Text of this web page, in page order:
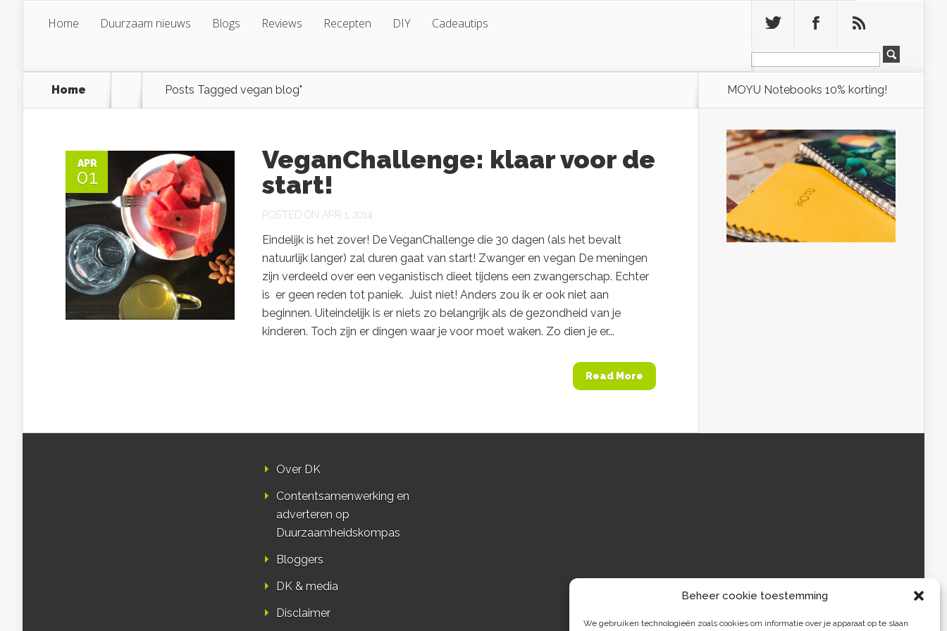
Beheer cookie toestemming
We gebruiken technologieën zoals cookies om informatie over je apparaat op te slaan
Home Duurzaam nieuws Blogs Reviews Recepten DIY Cadeautips
Home Posts Tagged vegan blog"
APR
01
VeganChallenge: klaar voor de
start!
POSTED ON APR 1, 2014
Eindelijk is het zover! De VeganChallenge die 30 dagen (als het bevalt
natuurlijk langer) zal duren gaat van start! Zwanger en vegan De meningen
zijn verdeeld over een veganistisch dieet tijdens een zwangerschap. Echter
is er geen reden tot paniek. Juist niet! Anders zou ik er ook niet aan
beginnen. Uiteindelijk is er niets zo belangrijk als de gezondheid van je
kinderen. Toch zijn er dingen waar je voor moet waken. Zo dien je er...
Read More
MOYU Notebooks 10% korting!
Over DK
Contentsamenwerking en
adverteren op
Duurzaamheidskompas
Bloggers
DK & media
Disclaimer